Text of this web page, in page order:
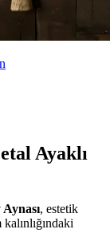
Ayaklı
, estetik